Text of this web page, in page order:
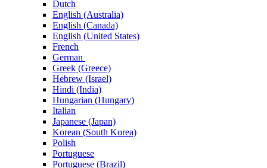
Dutch
English (Australia)
English (Canada)
English (United States)
French
German
Greek (Greece)
Hebrew (Israel)
Hindi (India)
Hungarian (Hungary)
Italian
Japanese (Japan)
Korean (South Korea)
Polish
Portuguese
Portuguese (Brazil)